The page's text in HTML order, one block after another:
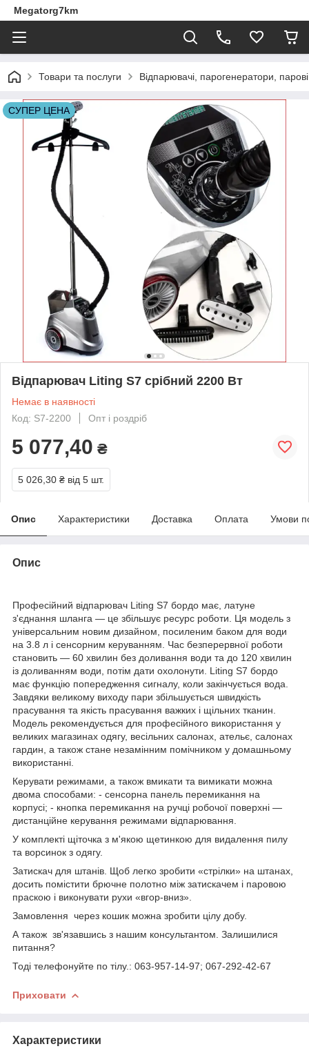
Megatorg7km
Товари та послуги Відпарювачі, парогенератори, парові
СУПЕР ЦЕНА
Відпарювач Liting S7 срібний 2200 Вт
Немає в наявності
Код: S7-2200
Опт і роздріб
5 077,40 ₴
5 026,30 ₴ від 5 шт.
Опис Характеристики Доставка Оплата Умови
Опис
Професійний відпарювач Liting S7 бордо має, латуне
з'єднання шланга — це збільшує ресурс роботи. Ця модель з
універсальним новим дизайном, посиленим баком для води
на 3.8 л і сенсорним керуванням. Час безперервної роботи
становить — 60 хвилин без доливання води та до 120 хвилин
із доливанням води, потім дати охолонути. Liting S7 бордо
має функцію попередження сигналу, коли закінчується вода.
Завдяки великому виходу пари збільшується швидкість
прасування та якість прасування важких і щільних тканин.
Модель рекомендується для професійного використання у
великих магазинах одягу, весільних салонах, ательє, салонах
гардин, а також стане незамінним помічником у домашньому
використанні.
Керувати режимами, а також вмикати та вимикати можна
двома способами: - сенсорна панель перемикання на
корпусі; - кнопка перемикання на ручці робочої поверхні —
дистанційне керування режимами відпарювання.
У комплекті щіточка з м'якою щетинкою для видалення пилу
та ворсинок з одягу.
Затискач для штанів. Щоб легко зробити «стрілки» на штанах,
досить помістити брючне полотно між затискачем і паровою
праскою і виконувати рухи «вгор-вниз».
Замовлення через кошик можна зробити цілу добу.
А також зв'язавшись з нашим консультантом. Залишилися
питання?
Тоді телефонуйте по тілу.: 063-957-14-97; 067-292-42-67
Приховати
Характеристики